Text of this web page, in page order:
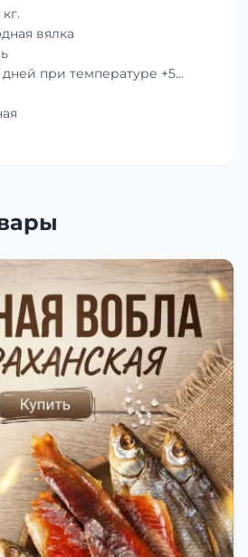
вялка
при температуре +5…